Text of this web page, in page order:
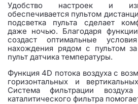
Удобство настроек и
обеспечивается пультом
подсветка пульта сделает
даже ночью. Благодаря
создаст оптимальные
нахождения рядом с пультом
пульт датчика температуры.
Функция 4D потока воздуха с
горизонтальных и
Система фильтрации
каталитического фильтра